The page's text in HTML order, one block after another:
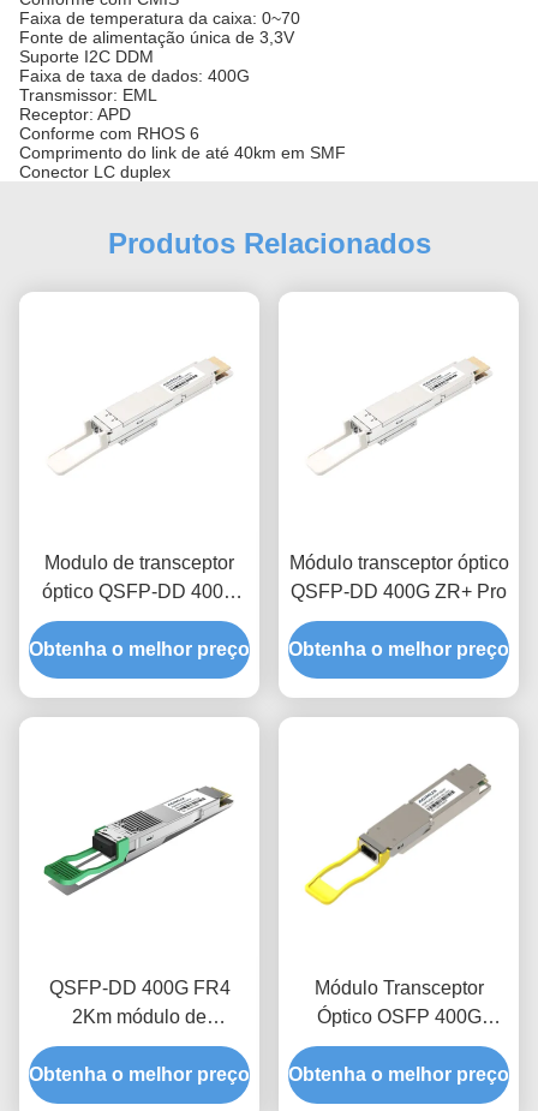
Faixa de temperatura da caixa: 0~70
Fonte de alimentação única de 3,3V
Suporte I2C DDM
Faixa de taxa de dados: 400G
Transmissor: EML
Receptor: APD
Conforme com RHOS 6
Comprimento do link de até 40km em SMF
Conector LC duplex
Produtos Relacionados
Modulo de transceptor
óptico QSFP-DD 400G
ZR+
Obtenha o melhor preço
Módulo transceptor óptico
QSFP-DD 400G ZR+ Pro
Obtenha o melhor preço
QSFP-DD 400G FR4
2Km módulo de
transceptor óptico
Obtenha o melhor preço
Módulo Transceptor
Óptico OSFP 400G
1310nm DR4 500M
Obtenha o melhor preço